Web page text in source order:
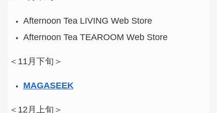
Afternoon Tea LIVING Web Store
Afternoon Tea TEAROOM Web Store
＜11月下旬＞
MAGASEEK
＜12月上旬＞